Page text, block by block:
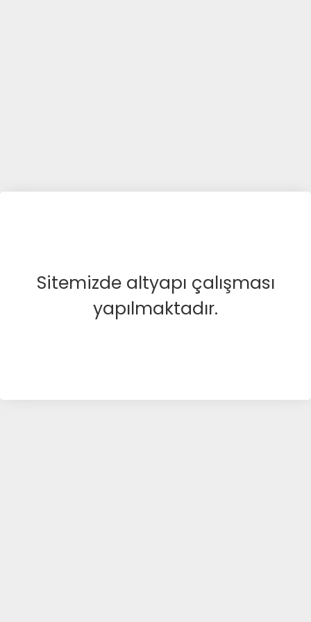
Sitemizde altyapı çalışması
yapılmaktadır.